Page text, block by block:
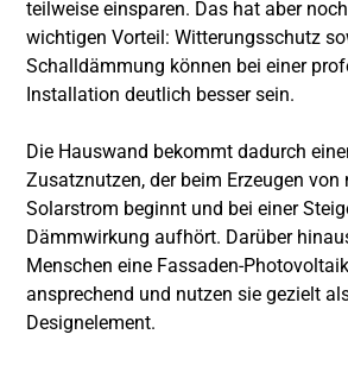
teilweise einsparen. Das hat aber
wichtigen Vorteil: Witterungsschutz
Schalldämmung können bei einer
Installation deutlich besser sein.
Die Hauswand bekommt dadurch
Zusatznutzen, der beim Erzeugen
Solarstrom beginnt und bei einer
Dämmwirkung aufhört. Darüber
Menschen eine Fassaden-
ansprechend und nutzen sie gezielt
Designelement.